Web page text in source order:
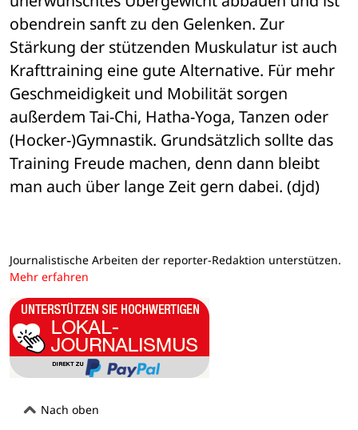
obendrein sanft zu den Gelenken. Zur
Stärkung der stützenden Muskulatur ist auch
Krafttraining eine gute Alternative. Für mehr
Geschmeidigkeit und Mobilität sorgen
außerdem Tai-Chi, Hatha-Yoga, Tanzen oder
(Hocker-)Gymnastik. Grundsätzlich sollte das
Training Freude machen, denn dann bleibt
man auch über lange Zeit gern dabei. (djd)
Journalistische Arbeiten der reporter-Redaktion unterstützen.
Mehr erfahren
Nach oben